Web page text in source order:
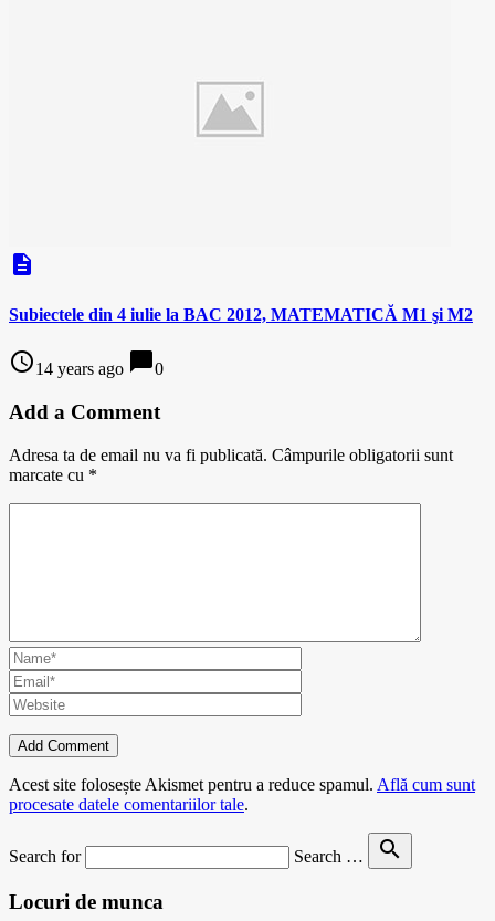
description
Subiectele din 4 iulie la BAC 2012, MATEMATICĂ M1 şi M2
access_time14 years ago chat_bubble0
Add a Comment
Adresa ta de email nu va fi publicată. Câmpurile obligatorii sunt
marcate cu *
Acest site folosește Akismet pentru a reduce spamul. Află cum sunt
procesate datele comentariilor tale.
Search for Search … search
Locuri de munca